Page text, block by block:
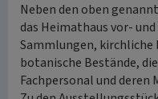
Neben den oben
das Heimathaus vor-
Sammlungen, kirchliche
botanische Bestände,
Fachpersonal und